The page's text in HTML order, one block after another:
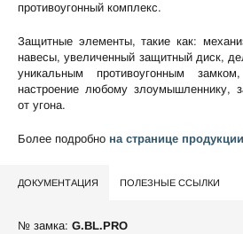
противоугонный комплекс.
Защитные элементы, такие как:
навесы, увеличенный защитный диск,
уникальным противоугонным
настроение любому злоумышленнику,
от угона.
Более подробно на странице
ДОКУМЕНТАЦИЯ ПОЛЕЗНЫЕ ССЫЛКИ
№ замка: G.BL.PRO